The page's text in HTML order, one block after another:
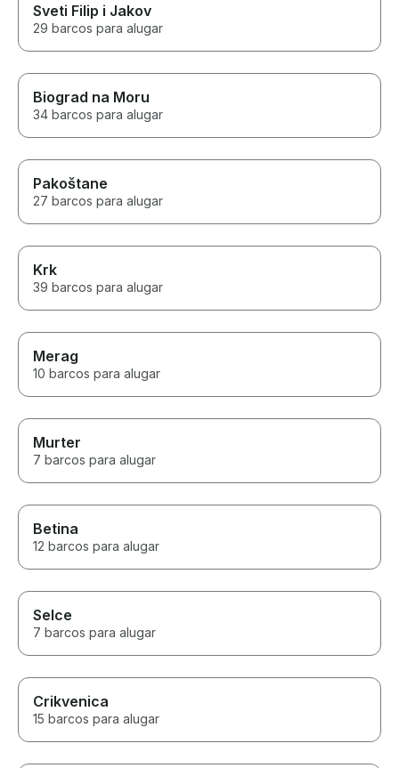
Sveti Filip i Jakov
29 barcos para alugar
Biograd na Moru
34 barcos para alugar
Pakoštane
27 barcos para alugar
Krk
39 barcos para alugar
Merag
10 barcos para alugar
Murter
7 barcos para alugar
Betina
12 barcos para alugar
Selce
7 barcos para alugar
Crikvenica
15 barcos para alugar